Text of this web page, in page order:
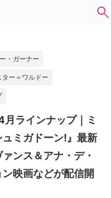
・ガーナー
ター＝ワルドー
ラインナップ｜ミ
ミガドーン!』最新
ンス＆アナ・デ・
映画などが配信開